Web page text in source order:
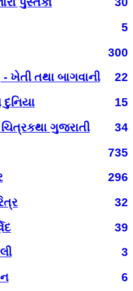
5
300
ખેતી તથા બાગવાની
22
15
ગુજરાતી
34
735
296
32
39
3
6